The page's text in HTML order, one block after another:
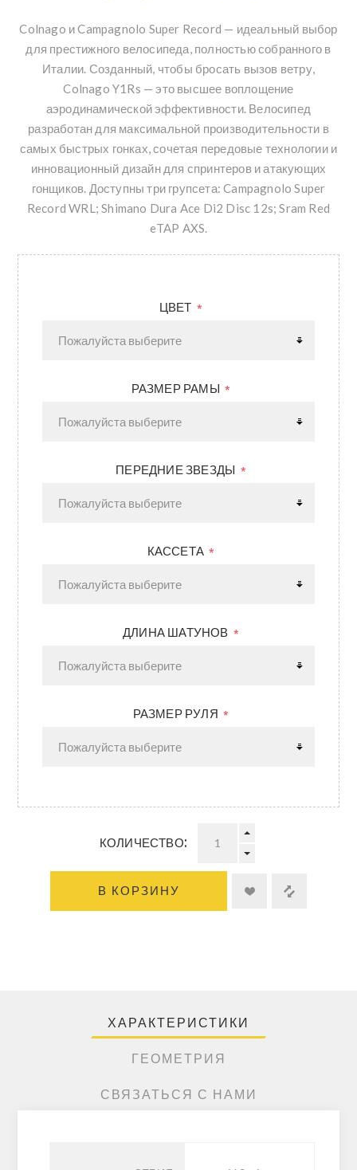
Colnago и Campagnolo Super Record — идеальный выбор
для престижного велосипеда, полностью собранного в
Италии. Созданный, чтобы бросать вызов ветру,
Colnago Y1Rs — это высшее воплощение
аэродинамической эффективности. Велосипед
разработан для максимальной производительности в
самых быстрых гонках, сочетая передовые технологии и
инновационный дизайн для спринтеров и атакующих
гонщиков. Доступны три групсета: Campagnolo Super
Record WRL; Shimano Dura Ace Di2 Disc 12s; Sram Red
eTAP AXS.
ЦВЕТ *
РАЗМЕР РАМЫ *
ПЕРЕДНИЕ ЗВЕЗДЫ *
КАССЕТА *
ДЛИНА ШАТУНОВ *
РАЗМЕР РУЛЯ *
КОЛИЧЕСТВО:
В КОРЗИНУ
ХАРАКТЕРИСТИКИ
ГЕОМЕТРИЯ
СВЯЗАТЬСЯ С НАМИ